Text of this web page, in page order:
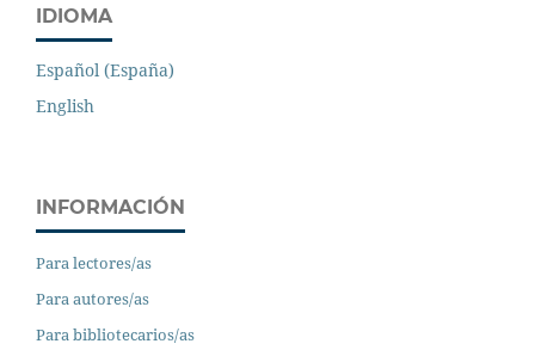
IDIOMA
Español (España)
English
INFORMACIÓN
Para lectores/as
Para autores/as
Para bibliotecarios/as